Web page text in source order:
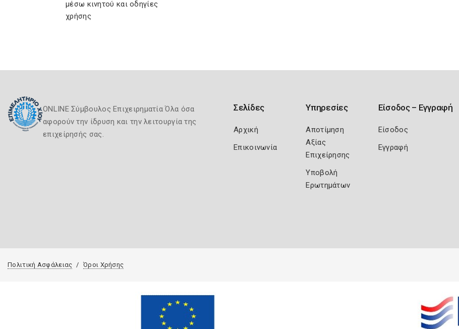
μέσω κινητού και οδηγίες
χρήσης
ONLINE Σύμβουλος Επιχειρηματία Όλα όσα
αφορούν την ίδρυση και την λειτουργία της
επιχείρησής σας.
Σελίδες
Αρχική
Επικοινωνία
Υπηρεσίες
Αποτίμηση
Αξίας
Επιχείρησης
Υποβολή
Ερωτημάτων
Είσοδος – Εγγραφή
Είσοδος
Εγγραφή
Πολιτική Ασφάλειας Όροι Χρήσης